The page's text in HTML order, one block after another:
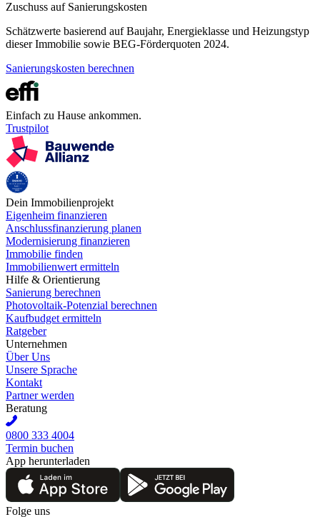
Zuschuss auf Sanierungskosten
Schätzwerte basierend auf Baujahr, Energieklasse und Heizungstyp
dieser Immobilie sowie BEG-Förderquoten 2024.
Sanierungskosten berechnen
Einfach zu Hause ankommen.
Trustpilot
Dein Immobilienprojekt
Eigenheim finanzieren
Anschlussfinanzierung planen
Modernisierung finanzieren
Immobilie finden
Immobilienwert ermitteln
Hilfe & Orientierung
Sanierung berechnen
Photovoltaik-Potenzial berechnen
Kaufbudget ermitteln
Ratgeber
Unternehmen
Über Uns
Unsere Sprache
Kontakt
Partner werden
Beratung
0800 333 4004
Termin buchen
App herunterladen
Folge uns